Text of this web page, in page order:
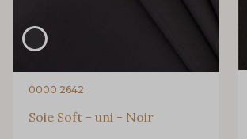
0000 2642
Soie Soft - uni - Noir